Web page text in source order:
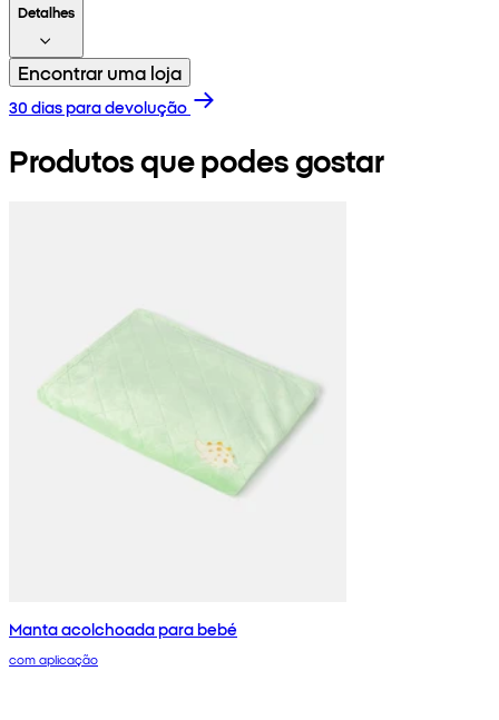
Detalhes
Encontrar uma loja
30 dias para devolução
Produtos que podes gostar
Manta acolchoada para bebé
com aplicação